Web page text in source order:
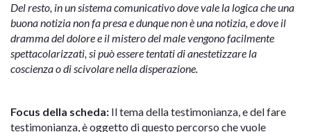
Del resto, in un sistema comunicativo dove vale la logica che una
buona notizia non fa presa e dunque non è una notizia, e dove il
dramma del dolore e il mistero del male vengono facilmente
spettacolarizzati, si può essere tentati di anestetizzare la
coscienza o di scivolare nella disperazione.
Focus della scheda: Il tema della testimonianza, e del fare
testimonianza, è oggetto di questo percorso che vuole